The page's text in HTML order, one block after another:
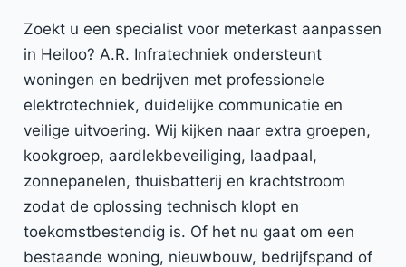
Zoekt u een specialist voor meterkast aanpassen
in Heiloo? A.R. Infratechniek ondersteunt
woningen en bedrijven met professionele
elektrotechniek, duidelijke communicatie en
veilige uitvoering. Wij kijken naar extra groepen,
kookgroep, aardlekbeveiliging, laadpaal,
zonnepanelen, thuisbatterij en krachtstroom
zodat de oplossing technisch klopt en
toekomstbestendig is. Of het nu gaat om een
bestaande woning, nieuwbouw, bedrijfspand of